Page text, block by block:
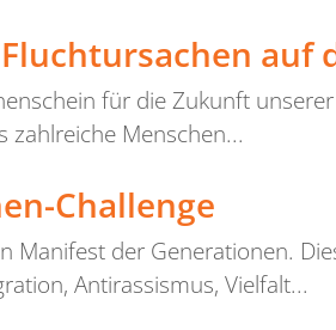
auf
für die Zukunft
zahlreiche Menschen...
Challenge
der Generationen.
Antirassismus, Vielfalt...